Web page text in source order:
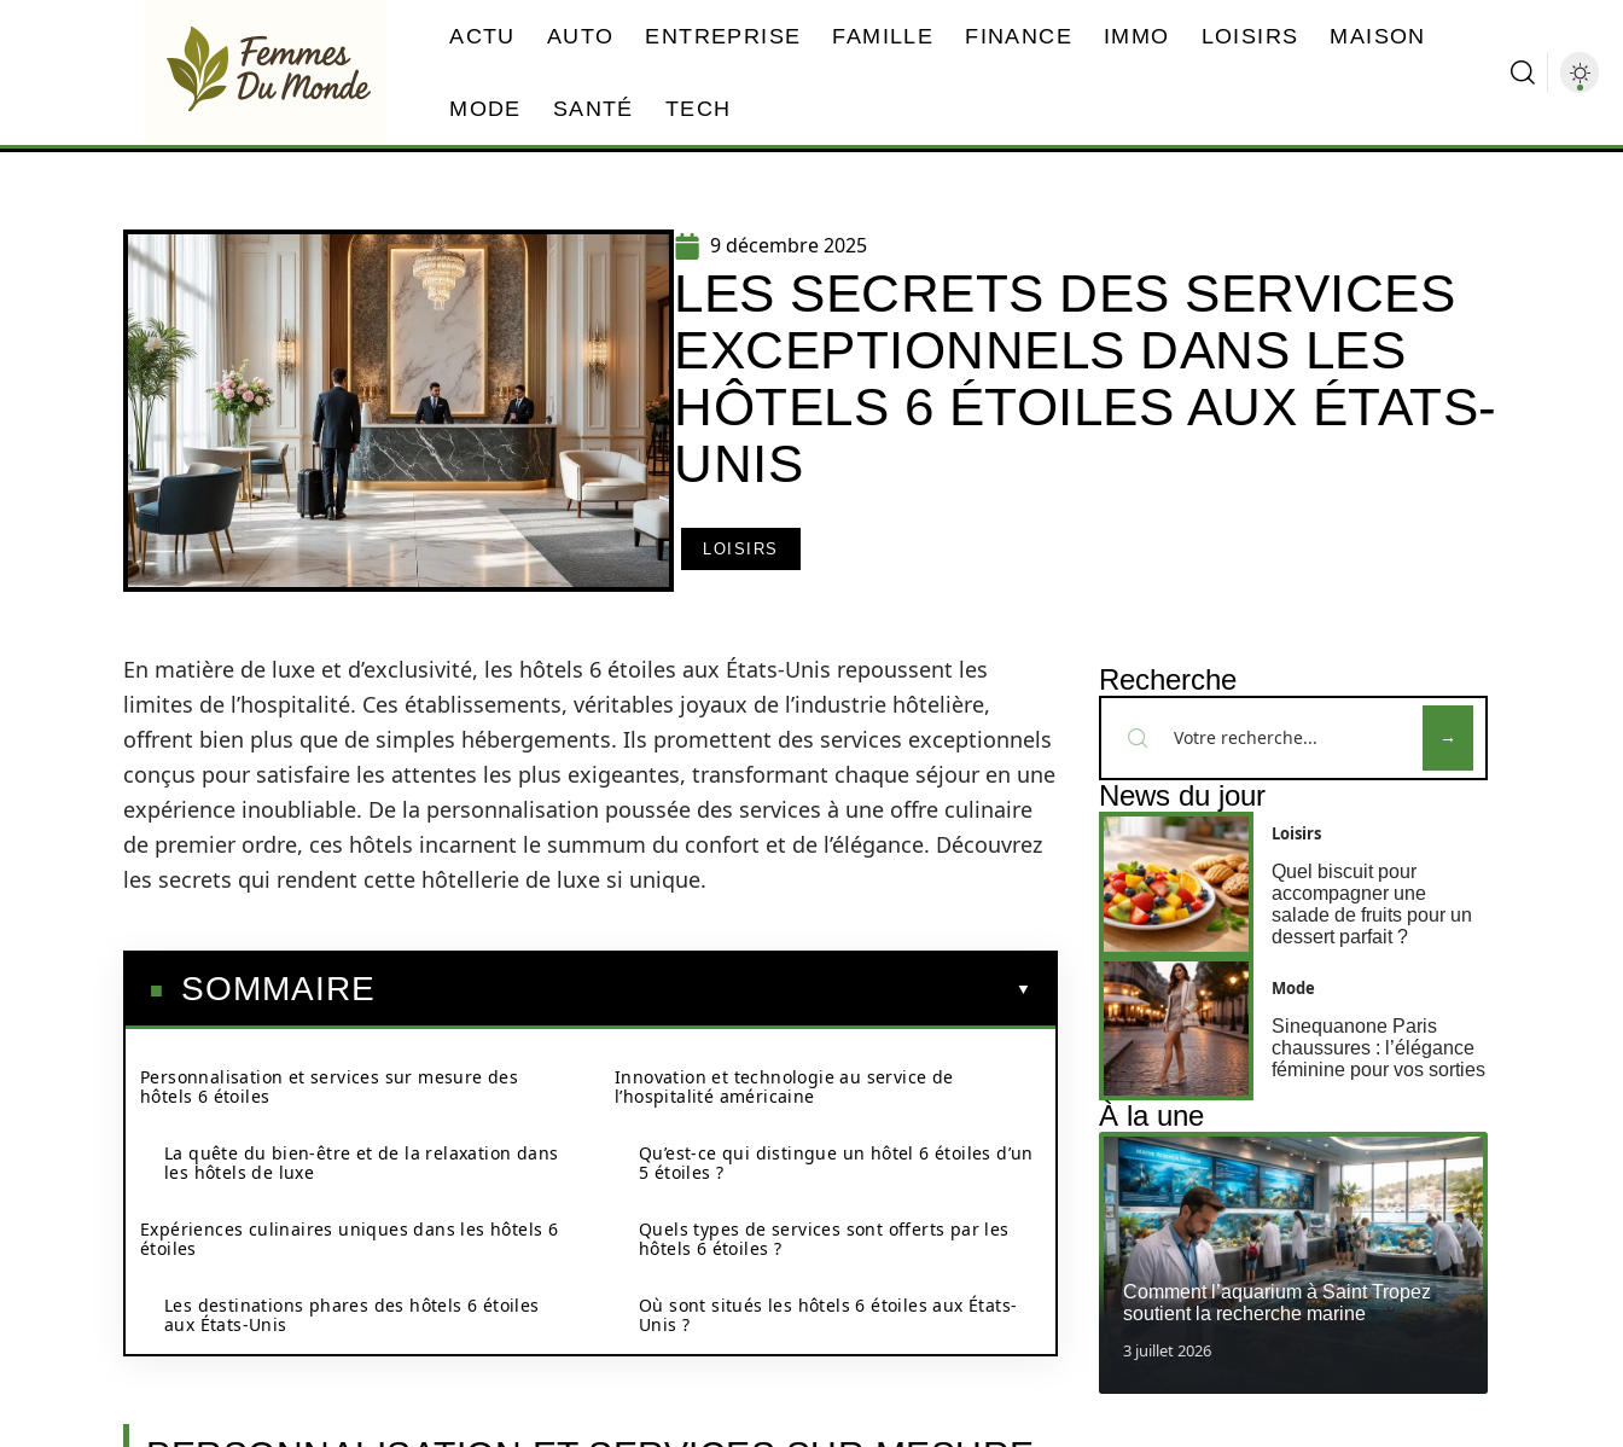
ACTU AUTO ENTREPRISE FAMILLE FINANCE IMMO LOISIRS MAISON
MODE SANTÉ TECH
9 décembre 2025
LES SECRETS DES SERVICES
EXCEPTIONNELS DANS LES
HÔTELS 6 ÉTOILES AUX ÉTATS-
UNIS
LOISIRS
En matière de luxe et d’exclusivité, les hôtels 6 étoiles aux États-Unis repoussent les
limites de l’hospitalité. Ces établissements, véritables joyaux de l’industrie hôtelière,
offrent bien plus que de simples hébergements. Ils promettent des services exceptionnels
conçus pour satisfaire les attentes les plus exigeantes, transformant chaque séjour en une
expérience inoubliable. De la personnalisation poussée des services à une offre culinaire
de premier ordre, ces hôtels incarnent le summum du confort et de l’élégance. Découvrez
les secrets qui rendent cette hôtellerie de luxe si unique.
SOMMAIRE
Personnalisation et services sur mesure des
hôtels 6 étoiles
La quête du bien-être et de la relaxation dans
les hôtels de luxe
Expériences culinaires uniques dans les hôtels 6
étoiles
Les destinations phares des hôtels 6 étoiles
aux États-Unis
Innovation et technologie au service de
l’hospitalité américaine
Qu’est-ce qui distingue un hôtel 6 étoiles d’un
5 étoiles ?
Quels types de services sont offerts par les
hôtels 6 étoiles ?
Où sont situés les hôtels 6 étoiles aux États-
Unis ?
Recherche
News du jour
Loisirs
Quel biscuit pour
accompagner une
salade de fruits pour un
dessert parfait ?
Mode
Sinequanone Paris
chaussures : l’élégance
féminine pour vos sorties
À la une
Comment l’aquarium à Saint Tropez
soutient la recherche marine
3 juillet 2026